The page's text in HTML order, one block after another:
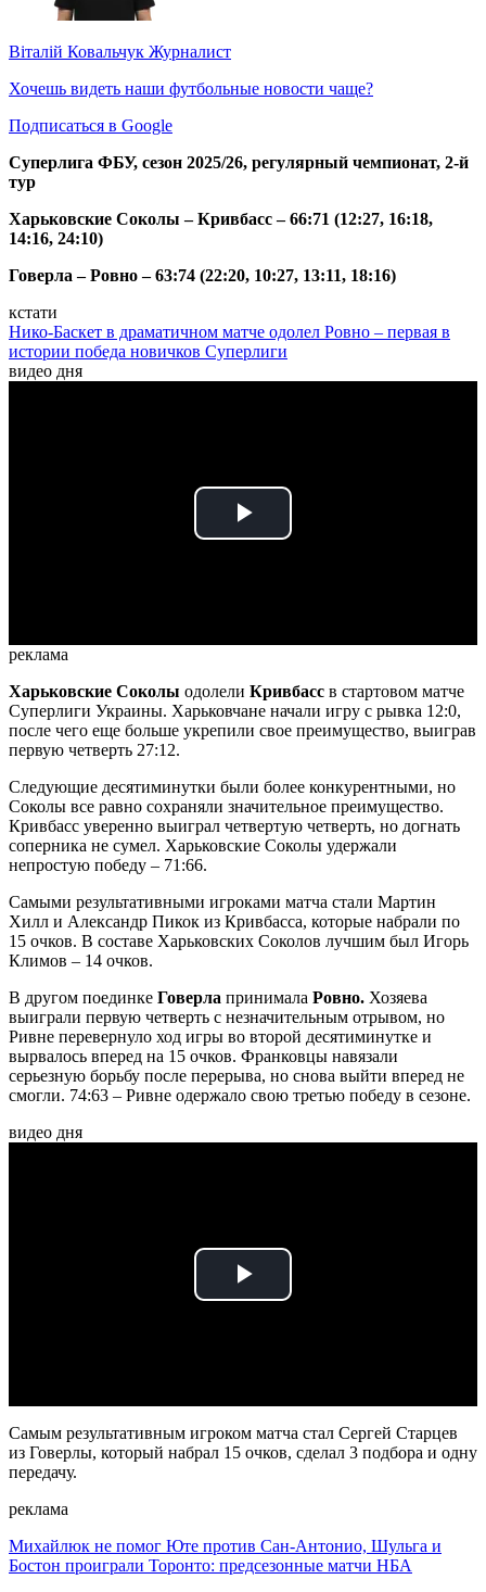
Віталій Ковальчук Журналист
Хочешь видеть наши футбольные новости чаще?
Подписаться в Google
Суперлига ФБУ, сезон 2025/26, регулярный чемпионат, 2-й
тур
Харьковские Соколы – Кривбасс – 66:71 (12:27, 16:18,
14:16, 24:10)
Говерла – Ровно – 63:74 (22:20, 10:27, 13:11, 18:16)
кстати
Нико-Баскет в драматичном матче одолел Ровно – первая в
истории победа новичков Суперлиги
видео дня
Play
реклама
Харьковские Соколы одолели Кривбасс в стартовом матче
Суперлиги Украины. Харьковчане начали игру с рывка 12:0,
после чего еще больше укрепили свое преимущество, выиграв
первую четверть 27:12.
Следующие десятиминутки были более конкурентными, но
Соколы все равно сохраняли значительное преимущество.
Кривбасс уверенно выиграл четвертую четверть, но догнать
соперника не сумел. Харьковские Соколы удержали
непростую победу – 71:66.
Самыми результативными игроками матча стали Мартин
Хилл и Александр Пикок из Кривбасса, которые набрали по
15 очков. В составе Харьковских Соколов лучшим был Игорь
Климов – 14 очков.
В другом поединке Говерла принимала Ровно. Хозяева
выиграли первую четверть с незначительным отрывом, но
Ривне перевернуло ход игры во второй десятиминутке и
вырвалось вперед на 15 очков. Франковцы навязали
серьезную борьбу после перерыва, но снова выйти вперед не
смогли. 74:63 – Ривне одержало свою третью победу в сезоне.
видео дня
Play
Самым результативным игроком матча стал Сергей Старцев
из Говерлы, который набрал 15 очков, сделал 3 подбора и одну
передачу.
реклама
Михайлюк не помог Юте против Сан-Антонио, Шульга и
Бостон проиграли Торонто: предсезонные матчи НБА